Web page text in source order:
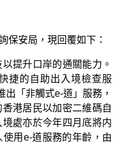
保安局，現回覆如下：
提升口岸的通關能力。
捷的自助出入境檢查服
「非觸式e-道」服務，
港居民以加密二維碼自
處亦於今年四月底將内
用e-道服務的年齡，由